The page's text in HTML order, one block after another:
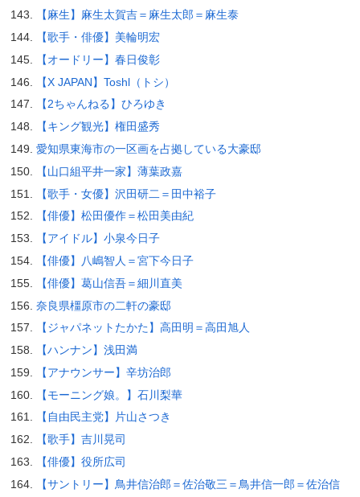
【麻生】麻生太賀吉＝麻生太郎＝麻生泰
【歌手・俳優】美輪明宏
【オードリー】春日俊彰
【X JAPAN】Toshl（トシ）
【2ちゃんねる】ひろゆき
【キング観光】権田盛秀
愛知県東海市の一区画を占拠している大豪邸
【山口組平井一家】薄葉政嘉
【歌手・女優】沢田研二＝田中裕子
【俳優】松田優作＝松田美由紀
【アイドル】小泉今日子
【俳優】八嶋智人＝宮下今日子
【俳優】葛山信吾＝細川直美
奈良県橿原市の二軒の豪邸
【ジャパネットたかた】高田明＝高田旭人
【ハンナン】浅田満
【アナウンサー】辛坊治郎
【モーニング娘。】石川梨華
【自由民主党】片山さつき
【歌手】吉川晃司
【俳優】役所広司
【サントリー】鳥井信治郎＝佐治敬三＝鳥井信一郎＝佐治信